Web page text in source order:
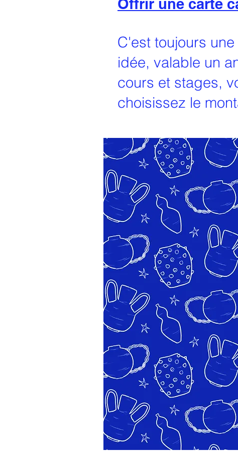
Offrir une carte
C'est toujours
idée, valable un
cours et stages,
choisissez le